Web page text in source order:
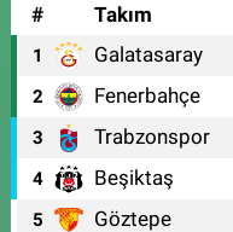
#
Takım
1 Galatasaray
2 Fenerbahçe
3 Trabzonspor
4 Beşiktaş
5 Göztepe